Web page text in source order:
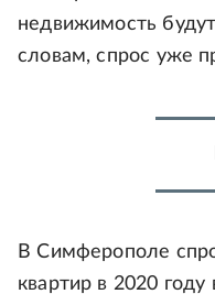
недвижимость
словам, спрос уже
В Симферополе
квартир в 2020